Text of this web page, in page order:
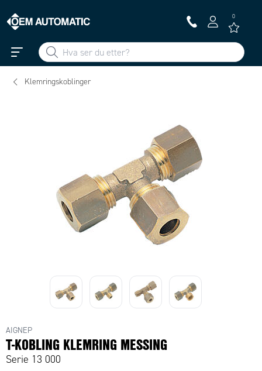
0
Klemringskoblinger
AIGNEP
T-KOBLING KLEMRING MESSING
Serie 13 000